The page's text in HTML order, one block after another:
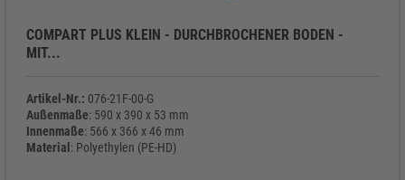
COMPART PLUS KLEIN - DURCHBROCHENER BODEN -
MIT...
Artikel-Nr.: 076-21F-00-G
Außenmaße: 590 x 390 x 53 mm
Innenmaße: 566 x 366 x 46 mm
Material : Polyethylen (PE-HD)